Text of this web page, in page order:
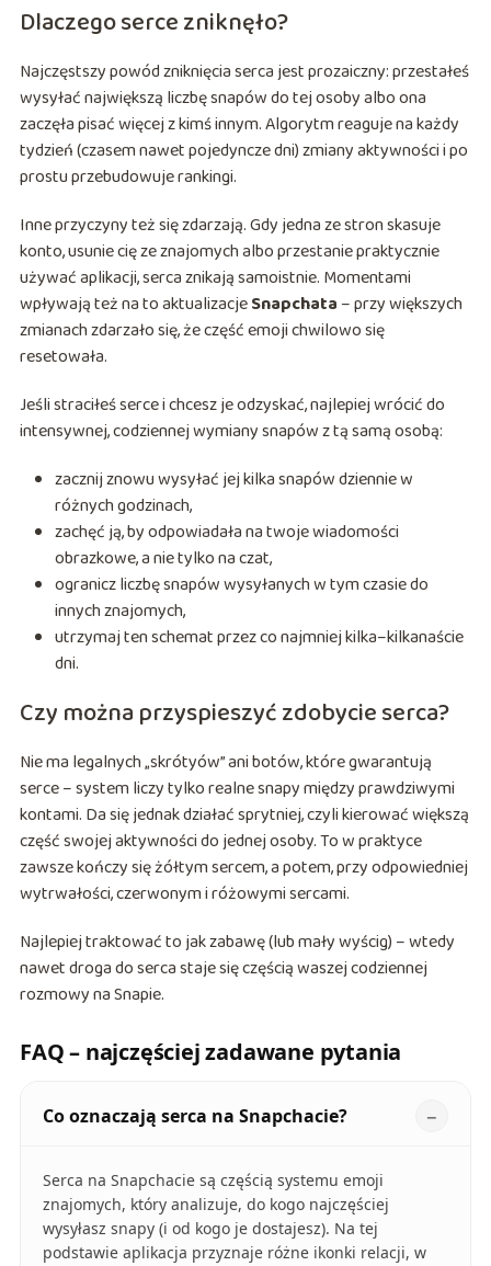
Dlaczego serce zniknęło?
Najczęstszy powód zniknięcia serca jest prozaiczny: przestałeś
wysyłać największą liczbę snapów do tej osoby albo ona
zaczęła pisać więcej z kimś innym. Algorytm reaguje na każdy
tydzień (czasem nawet pojedyncze dni) zmiany aktywności i po
prostu przebudowuje rankingi.
Inne przyczyny też się zdarzają. Gdy jedna ze stron skasuje
konto, usunie cię ze znajomych albo przestanie praktycznie
używać aplikacji, serca znikają samoistnie. Momentami
wpływają też na to aktualizacjeSnapchata – przy większych
zmianach zdarzało się, że część emoji chwilowo się
resetowała.
Jeśli straciłeś serce i chcesz je odzyskać, najlepiej wrócić do
intensywnej, codziennej wymiany snapów z tą samą osobą:
zacznij znowu wysyłać jej kilka snapów dziennie w
różnych godzinach,
zachęć ją, by odpowiadała na twoje wiadomości
obrazkowe, a nie tylko na czat,
ogranicz liczbę snapów wysyłanych w tym czasie do
innych znajomych,
utrzymaj ten schemat przez co najmniej kilka–kilkanaście
dni.
Czy można przyspieszyć zdobycie serca?
Nie ma legalnych „skrótyów” ani botów, które gwarantują
serce – system liczy tylko realne snapy między prawdziwymi
kontami. Da się jednak działać sprytniej, czyli kierować większą
część swojej aktywności do jednej osoby. To w praktyce
zawsze kończy się żółtym sercem, a potem, przy odpowiedniej
wytrwałości, czerwonym i różowymi sercami.
Najlepiej traktować to jak zabawę (lub mały wyścig) – wtedy
nawet droga do serca staje się częścią waszej codziennej
rozmowy na Snapie.
FAQ – najczęściej zadawane pytania
Co oznaczają serca na Snapchacie?
Serca na Snapchacie są częścią systemu emoji
znajomych, który analizuje, do kogo najczęściej
wysyłasz snapy (i od kogo je dostajesz). Na tej
podstawie aplikacja przyznaje różne ikonki relacji, w